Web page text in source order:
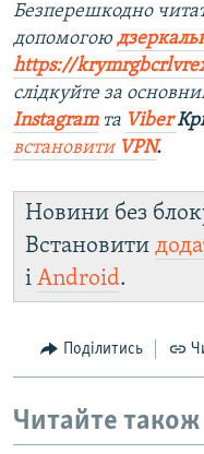
Безперешкодно
допомогою
https://
слідкуйте за
Instagramта Viber
встановити VPN.
Новини без
Встановити
і Android.
Поділитись
Читайте також